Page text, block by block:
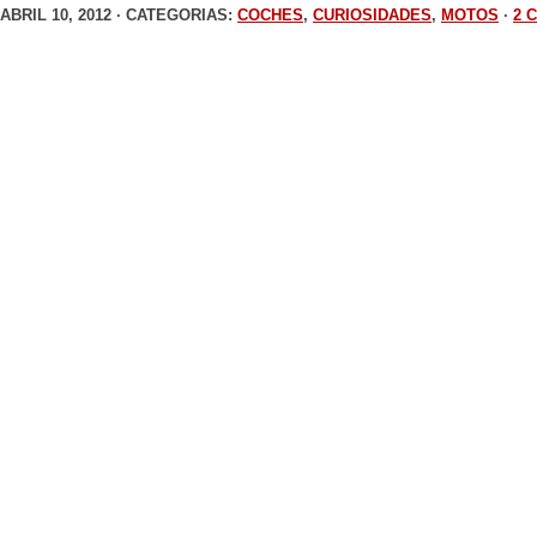
ABRIL 10, 2012 · CATEGORIAS: COCHES, CURIOSIDADES, MOTOS · 2